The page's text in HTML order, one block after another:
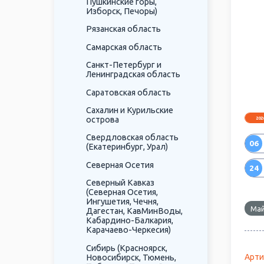
Изборск, Печоры)
Рязанская область
Самарская область
Санкт-Петербург и
Ленинградская область
Саратовская область
Сахалин и Курильские
острова
Свердловская область
(Екатеринбург, Урал)
Северная Осетия
Северный Кавказ
(Северная Осетия,
Ингушетия, Чечня,
Дагестан, КавМинВоды,
Кабардино-Балкария,
Карачаево-Черкесия)
Сибирь (Красноярск,
Новосибирск, Тюмень,
06
24